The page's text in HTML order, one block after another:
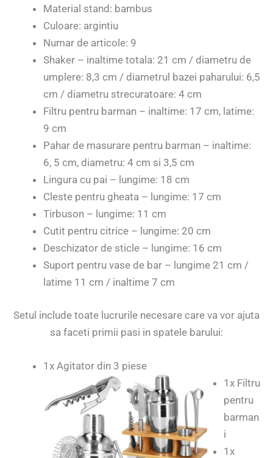
Material stand: bambus
Culoare: argintiu
Numar de articole: 9
Shaker – inaltime totala: 21 cm / diametru de
umplere: 8,3 cm / diametrul bazei paharului: 6,5
cm / diametru strecuratoare: 4 cm
Filtru pentru barman – inaltime: 17 cm, latime:
9 cm
Pahar de masurare pentru barman – inaltime:
6, 5 cm, diametru: 4 cm si 3,5 cm
Lingura cu pai – lungime: 18 cm
Cleste pentru gheata – lungime: 17 cm
Tirbuson – lungime: 11 cm
Cutit pentru citrice – lungime: 20 cm
Deschizator de sticle – lungime: 16 cm
Suport pentru vase de bar – lungime 21 cm /
latime 11 cm / inaltime 7 cm
Setul include toate lucrurile necesare care va vor ajuta
sa faceti primii pasi in spatele barului:
1x Agitator din 3 piese
1x Filtru
pentru
barman
i
1x